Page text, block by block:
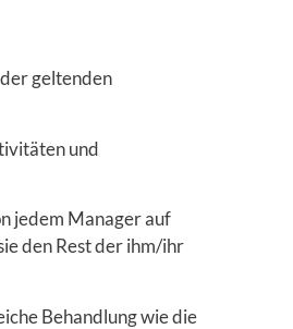
geltenden
und
jedem Manager auf
den Rest der ihm/ihr
Behandlung wie die